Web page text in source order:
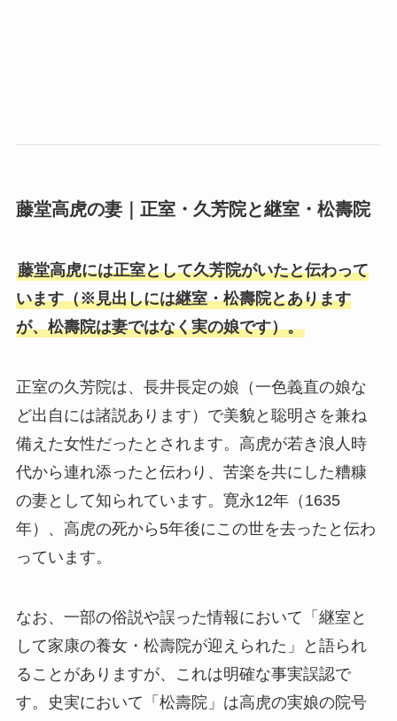
藤堂高虎の妻｜正室・久芳院と継室・松壽院
藤堂高虎には正室として久芳院がいたと伝わって
います（※見出しには継室・松壽院とあります
が、松壽院は妻ではなく実の娘です）。
正室の久芳院は、長井長定の娘（一色義直の娘な
ど出自には諸説あります）で美貌と聡明さを兼ね
備えた女性だったとされます。高虎が若き浪人時
代から連れ添ったと伝わり、苦楽を共にした糟糠
の妻として知られています。寛永12年（1635
年）、高虎の死から5年後にこの世を去ったと伝わ
っています。
なお、一部の俗説や誤った情報において「継室と
して家康の養女・松壽院が迎えられた」と語られ
ることがありますが、これは明確な事実誤認で
す。史実において「松壽院」は高虎の実娘の院号